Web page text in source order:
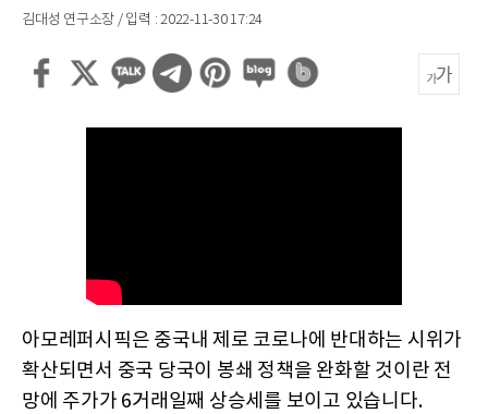
김대성 연구소장 / 입력 : 2022-11-30 17:24
아모레퍼시픽은 중국내 제로 코로나에 반대하는 시위가
확산되면서 중국 당국이 봉쇄 정책을 완화할 것이란 전
망에 주가가 6거래일째 상승세를 보이고 있습니다.